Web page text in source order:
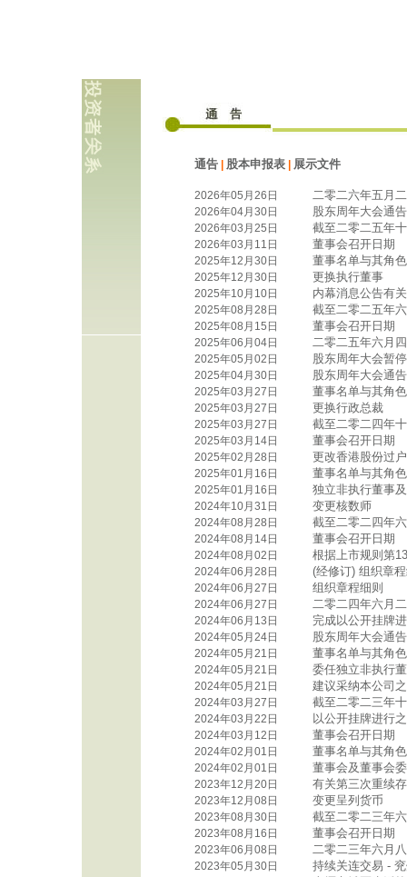
通告 股本申报表 展示文件
2026年05月26日 二零二六年五月
2026年04月30日 股东周年大会通告
2026年03月25日 截至二零二五年
2026年03月11日 董事会召开日期
2025年12月30日 董事名单与其角
2025年12月30日 更换执行董事
2025年10月10日 内幕消息公告有
2025年08月28日 截至二零二五年
2025年08月15日 董事会召开日期
2025年06月04日 二零二五年六月
2025年05月02日 股东周年大会暂
2025年04月30日 股东周年大会通告
2025年03月27日 董事名单与其角
2025年03月27日 更换行政总裁
2025年03月27日 截至二零二四年
2025年03月14日 董事会召开日期
2025年02月28日 更改香港股份过
2025年01月16日 董事名单与其角
2025年01月16日 独立非执行董事
2024年10月31日 变更核数师
2024年08月28日 截至二零二四年
2024年08月14日 董事会召开日期
2024年08月02日 根据上市规则第
2024年06月28日 (经修订) 组织章
2024年06月27日 组织章程细则
2024年06月27日 二零二四年六月
2024年06月13日 完成以公开挂牌
2024年05月24日 股东周年大会通告
2024年05月21日 董事名单与其角
2024年05月21日 委任独立非执行
2024年05月21日 建议采纳本公司
2024年03月27日 截至二零二三年
2024年03月22日 以公开挂牌进行
2024年03月12日 董事会召开日期
2024年02月01日 董事名单与其角
2024年02月01日 董事会及董事会
2023年12月20日 有关第三次重续
2023年12月08日 变更呈列货币
2023年08月30日 截至二零二三年
2023年08月16日 董事会召开日期
2023年06月08日 二零二三年六月
2023年05月30日 持续关连交易 -